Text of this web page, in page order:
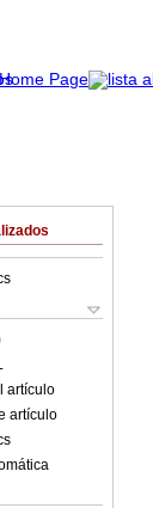
artículo
artículo